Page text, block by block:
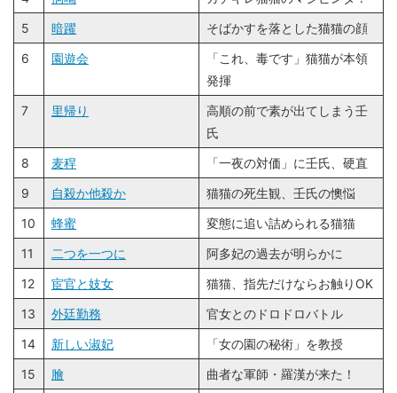
5
暗躍
そばかすを落とした猫猫の顔
6
園遊会
「これ、毒です」猫猫が本領
発揮
7
里帰り
高順の前で素が出てしまう壬
氏
8
麦稈
「一夜の対価」に壬氏、硬直
9
自殺か他殺か
猫猫の死生観、壬氏の懊悩
10
蜂蜜
変態に追い詰められる猫猫
11
二つを一つに
阿多妃の過去が明らかに
12
宦官と妓女
猫猫、指先だけならお触りOK
13
外廷勤務
官女とのドロドロバトル
14
新しい淑妃
「女の園の秘術」を教授
15
膾
曲者な軍師・羅漢が来た！